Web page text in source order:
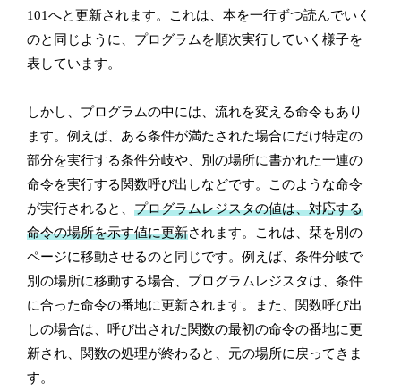
101へと更新されます。これは、本を一行ずつ読んでいく
のと同じように、プログラムを順次実行していく様子を
表しています。
しかし、プログラムの中には、流れを変える命令もあり
ます。例えば、ある条件が満たされた場合にだけ特定の
部分を実行する条件分岐や、別の場所に書かれた一連の
命令を実行する関数呼び出しなどです。このような命令
が実行されると、プログラムレジスタの値は、対応する
命令の場所を示す値に更新されます。これは、栞を別の
ページに移動させるのと同じです。例えば、条件分岐で
別の場所に移動する場合、プログラムレジスタは、条件
に合った命令の番地に更新されます。また、関数呼び出
しの場合は、呼び出された関数の最初の命令の番地に更
新され、関数の処理が終わると、元の場所に戻ってきま
す。